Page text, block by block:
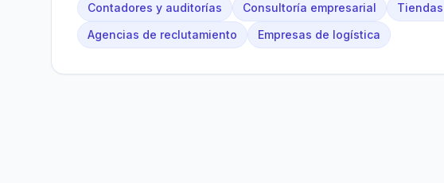
Contadores y auditorías Consultoría empresarial
Agencias de reclutamiento
Empresas de logística